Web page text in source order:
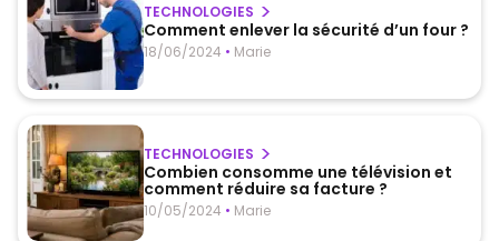
TECHNOLOGIES
Comment enlever la sécurité d’un four ?
18/06/2024 • Marie
TECHNOLOGIES
Combien consomme une télévision et
comment réduire sa facture ?
10/05/2024 • Marie